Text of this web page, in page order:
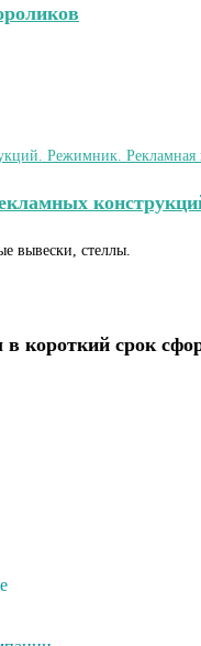
вывески, стеллы.
короткий срок